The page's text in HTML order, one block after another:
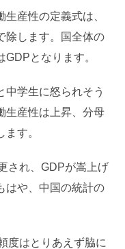
産性の定義式は、
除します。国全体の
となります。
中学生に怒られそう
生産性は上昇、分母
す。
され、GDPが嵩上げ
はや、中国の統計の
度はとりあえず脇に